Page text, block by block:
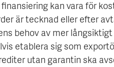
kan vara för
är tecknad eller efter
behov av mer
etablera sig som
utan garantin ska